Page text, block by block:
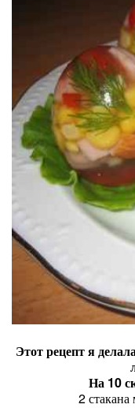
Этот рецепт я
На 10
2 стакана